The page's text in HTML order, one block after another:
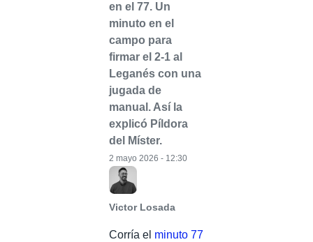
en el 77. Un
minuto en el
campo para
firmar el 2-1 al
Leganés con una
jugada de
manual. Así la
explicó Píldora
del Míster.
Victor Losada
2 mayo 2026 - 12:30
Corría el minuto 77